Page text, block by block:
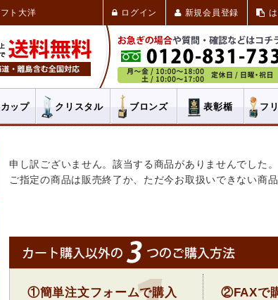
ト大洋 ログイン 新規会員登録
ップ クリスタル ブロンズ 表彰楯 フ
申し訳ございません。該当する商品がありませんでした。
ご指定の商品は販売終了か、ただ今お取扱いできない商品
①簡単注文フォームで購入 ②FAXで